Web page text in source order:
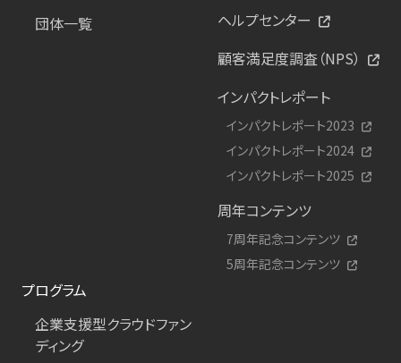
団体一覧
ヘルプセンター
顧客満足度調査（NPS）
インパクトレポート
インパクトレポート2023
インパクトレポート2024
インパクトレポート2025
周年コンテンツ
7周年記念コンテンツ
5周年記念コンテンツ
プログラム
企業支援型クラウドファン
ディング